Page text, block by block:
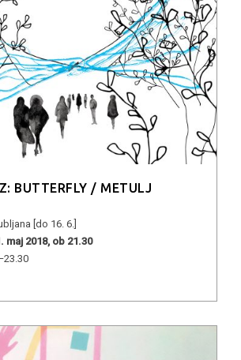
BUTTERFLY / METULJ
[do 16. 6.]
maj 2018, ob 21.30